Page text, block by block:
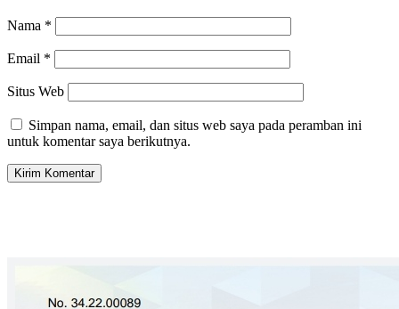
Nama *
Email *
Situs Web
Simpan nama, email, dan situs web saya pada peramban ini
untuk komentar saya berikutnya.